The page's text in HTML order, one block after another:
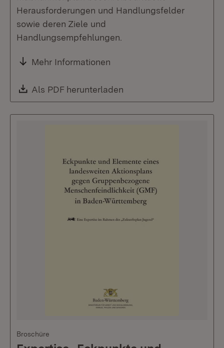
Herausforderungen und Handlungsfelder
sowie deren Ziele und
Handlungsempfehlungen.
Mehr Informationen
Download:
Als PDF herunterladen
Broschüre